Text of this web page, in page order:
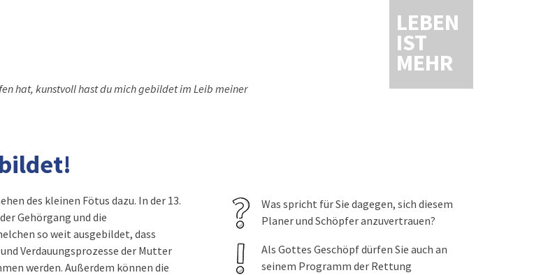
LEBEN
IST
MEHR
hat, kunstvoll hast du mich gebildet im Leib meiner
Was spricht für Sie dagegen, sich diesem
Planer und Schöpfer anzuvertrauen?
Als Gottes Geschöpf dürfen Sie auch an
seinem Programm der Rettung